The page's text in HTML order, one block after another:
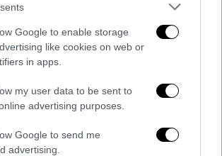
Google to enable storage
like cookies on web or
in apps.
my user data to be sent to
advertising purposes.
Google to send me
advertising.
έμμεση στήριξη προς την
σημασία έχει το block
ΙΙ»,μέρος του οποίου
με την περιοχή του
μνημονίου . Αν αυτό
Chevron, θα συνιστά
των τουρκικών χαρτών,
ότι η μέση γραμμή, όπως